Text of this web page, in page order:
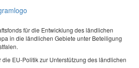
für die Entwicklung des ländlichen
in die ländlichen Gebiete unter Beteiligung
EU-Politik zur Unterstützung des ländlichen